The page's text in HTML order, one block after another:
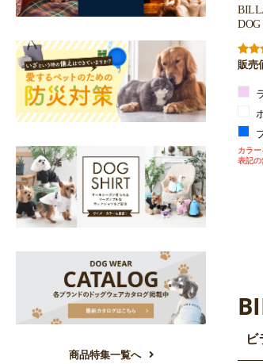
販売
カラ
表記の
ビ
商品特集一覧へ